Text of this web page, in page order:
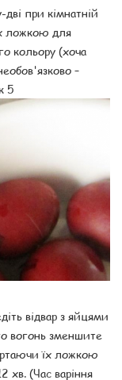
при кімнатній
ложкою для
кольору (хоча
–
5
відвар з яйцями
вогонь зменшите
їх ложкою
хв. (Час варіння